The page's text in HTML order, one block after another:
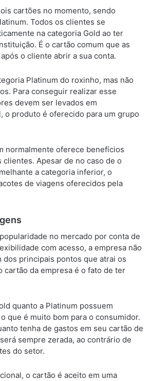
cartões no momento, sendo
Todos os clientes se
na categoria Gold ao ter
É o cartão comum que as
o cliente abrir a sua conta.
Platinum do roxinho, mas não
Para conseguir realizar esse
devem ser levados em
o produto é oferecido para um grupo
normalmente oferece benefícios
Apesar de no caso de o
a categoria inferior, o
de viagens oferecidos pela
no mercado por conta de
com acesso, a empresa não
dos principais pontos que atrai os
cartão da empresa é o fato de ter
quanto a Platinum possuem
que é muito bom para o consumidor.
tenha de gastos em seu cartão de
sempre zerada, ao contrário de
do setor.
o cartão é aceito em uma